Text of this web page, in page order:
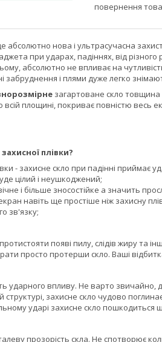
повернення
абсолютно нова і ультрасучасна
при ударах, падіннях, від
абсолютно не впливає на
забруднення і плями дуже легко
загартоване скло товщина
всій площині, покриває повністю весь
плівки?
- захисне скло при падінні
цілий і неушкоджений;
і більше зносостійке а значить
навіть ще простіше ніж захисну
зв'язку;
появі пилу, слідів жиру та
просто протерши скло. Ваші
ударного впливу. Не варто
структурі, захисне скло чудово
ударі захисне скло
прозорість скла. Не спотворює